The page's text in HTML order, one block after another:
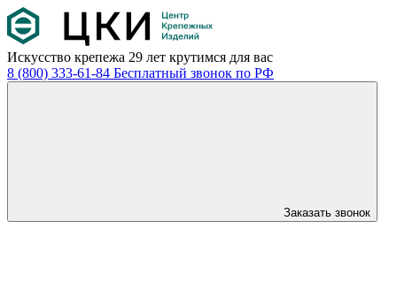
Искусство крепежа 29 лет крутимся для вас
8 (800) 333-61-84 Бесплатный звонок по РФ
Заказать звонок